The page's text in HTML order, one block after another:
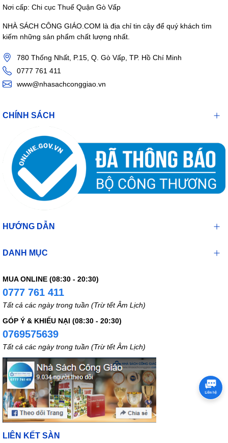
Nơi cấp: Chi cục Thuế Quận Gò Vấp
NHÀ SÁCH CÔNG GIÁO.COM là địa chỉ tin cậy để quý khách tìm
kiếm những sản phẩm chất lượng nhất.
780 Thống Nhất, P.15, Q. Gò Vấp, TP. Hồ Chí Minh
0777 761 411
www@nhasachconggiao.vn
CHÍNH SÁCH
HƯỚNG DẪN
DANH MỤC
MUA ONLINE (08:30 - 20:30)
0777 761 411
Tất cả các ngày trong tuần (Trừ tết Âm Lịch)
GÓP Ý & KHIẾU NẠI (08:30 - 20:30)
0769575639
Tất cả các ngày trong tuần (Trừ tết Âm Lịch)
LIÊN KẾT SÀN